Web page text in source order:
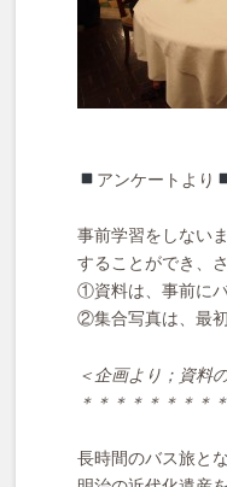
アンケートより
事前学習をしない
することができ、
①資料は、事前に
②集合写真は、最
＜企画より；資料
＊＊＊＊＊＊＊＊
⻑時間のバス旅と